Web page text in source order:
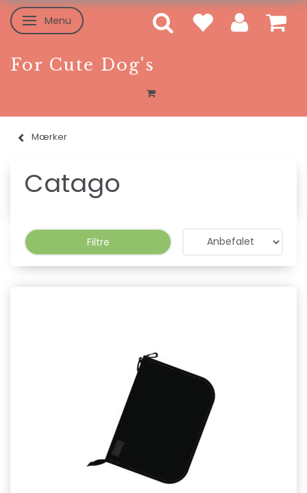
Skifte navigation
Menu
For Cute Dog's
Mærker
Catago
Filtre